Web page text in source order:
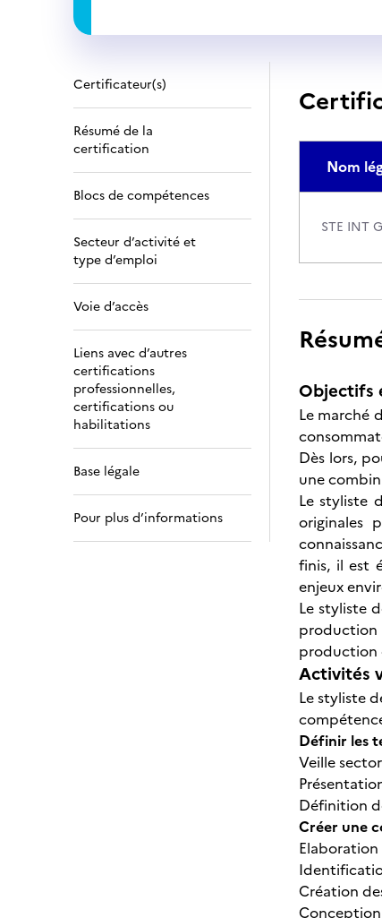
Certificateur(s)
Résumé de la
certification
Blocs de compétences
Secteur d’activité et
type d’emploi
Voie d’accès
Liens avec d’autres
certifications
professionnelles,
certifications ou
habilitations
Base légale
Pour plus d’informations
Nom
STE INT
Objectifs
Le marché
Dès lors,
une
Le styliste
originales
finis, il est
enjeux
Le styliste
production
Activités
Le styliste
Définir les
Veille
Définition
Créer une
Création